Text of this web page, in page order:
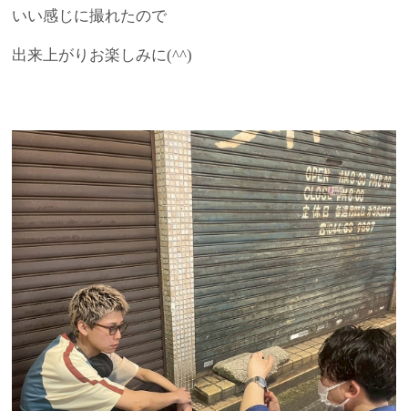
いい感じに撮れたので
出来上がりお楽しみに(^^)